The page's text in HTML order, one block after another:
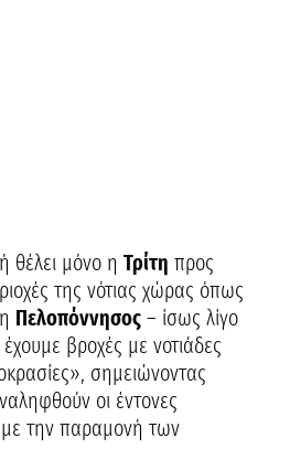
θέλει μόνο η Τρίτη προς
της νότιας χώρας όπως
Πελοπόννησος – ίσως λίγο
βροχές με νοτιάδες
σημειώνοντας
οι έντονες
την παραμονή των